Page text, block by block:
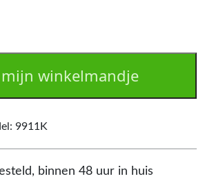
winkelmandje
9911K
binnen 48 uur in huis